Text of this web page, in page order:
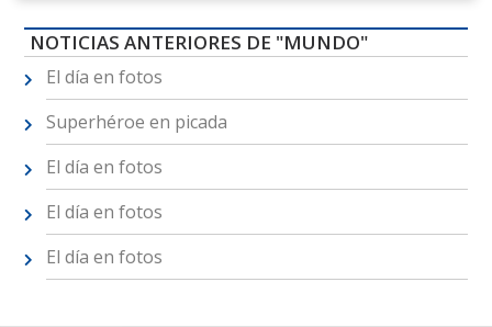
NOTICIAS ANTERIORES DE "MUNDO"
El día en fotos
Superhéroe en picada
El día en fotos
El día en fotos
El día en fotos